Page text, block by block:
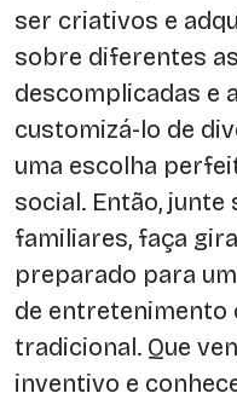
ser criativos e
sobre diferentes
descomplicadas e
customizá-lo de
uma escolha
social. Então,
familiares, faça
preparado para
de entretenimento
tradicional. Que
inventivo e